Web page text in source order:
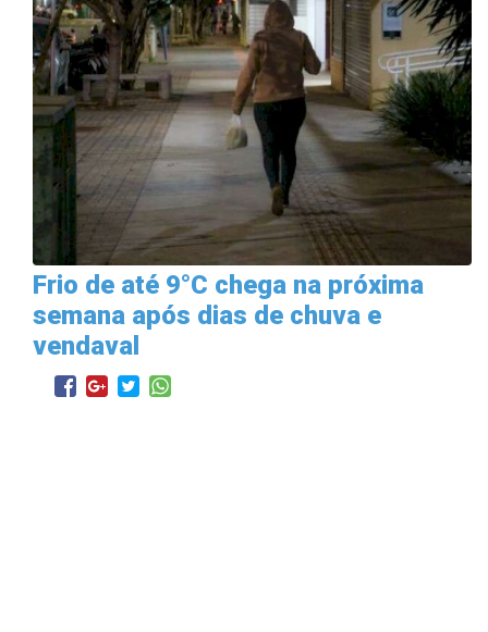
Frio de até 9°C chega na próxima
semana após dias de chuva e
vendaval